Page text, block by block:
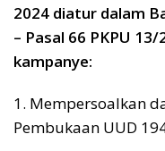
2024 diatur dalam
– Pasal 66 PKPU
kampanye:
1. Mempersoalkan
Pembukaan UUD